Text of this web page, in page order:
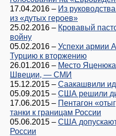
17.04.2016 – Из
из «дутых героев»
25.02.2016 – Кровавый
войну
05.02.2016 – Успехи армии
Турцию к вторжению
26.01.2016 – Место Яценюка
Швеции, — СМИ
15.12.2015 – Саакашвили
05.09.2015 – США решили
17.06.2015 – Пентагон
танки к границам России
05.06.2015 – США
России